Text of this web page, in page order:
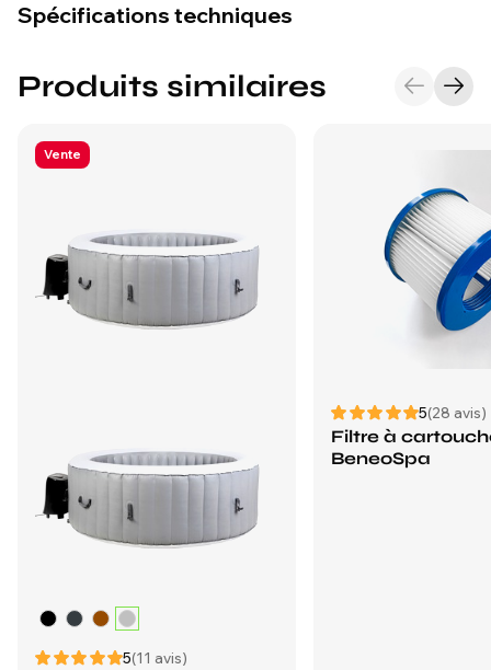
Spécifications techniques
Produits similaires
Vente
5(11 avis)
5(28 avis)
Filtre à
BeneoSpa